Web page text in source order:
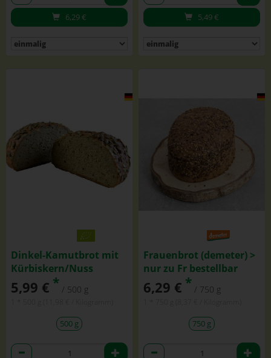
6,29€ 5,49€
Dinkel-Kamutbrot mit
Kürbiskern/Nuss
5,99 € * / 500 g
500 g
Anzahl
Frauenbrot (demeter) >
nur zu Fr bestellbar
6,29 € * / 750 g
750 g
Anzahl